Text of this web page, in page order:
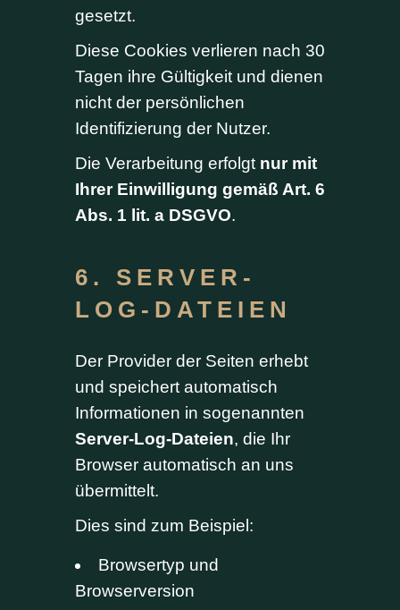
gesetzt.
Diese Cookies verlieren nach 30
Tagen ihre Gültigkeit und dienen
nicht der persönlichen
Identifizierung der Nutzer.
Die Verarbeitung erfolgt nur mit
Ihrer Einwilligung gemäß Art. 6
Abs. 1 lit. a DSGVO.
6. SERVER-
LOG-DATEIEN
Der Provider der Seiten erhebt
und speichert automatisch
Informationen in sogenannten
Server-Log-Dateien, die Ihr
Browser automatisch an uns
übermittelt.
Dies sind zum Beispiel:
Browsertyp und
Browserversion